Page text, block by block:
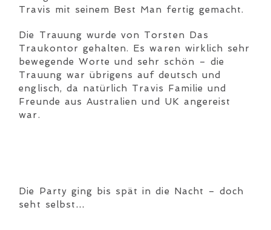
Travis mit seinem Best Man fertig gemacht.
Die Trauung wurde von Torsten Das
Traukontor gehalten. Es waren wirklich sehr
bewegende Worte und sehr schön – die
Trauung war übrigens auf deutsch und
englisch, da natürlich Travis Familie und
Freunde aus Australien und UK angereist
war.
Die Party ging bis spät in die Nacht – doch
seht selbst…